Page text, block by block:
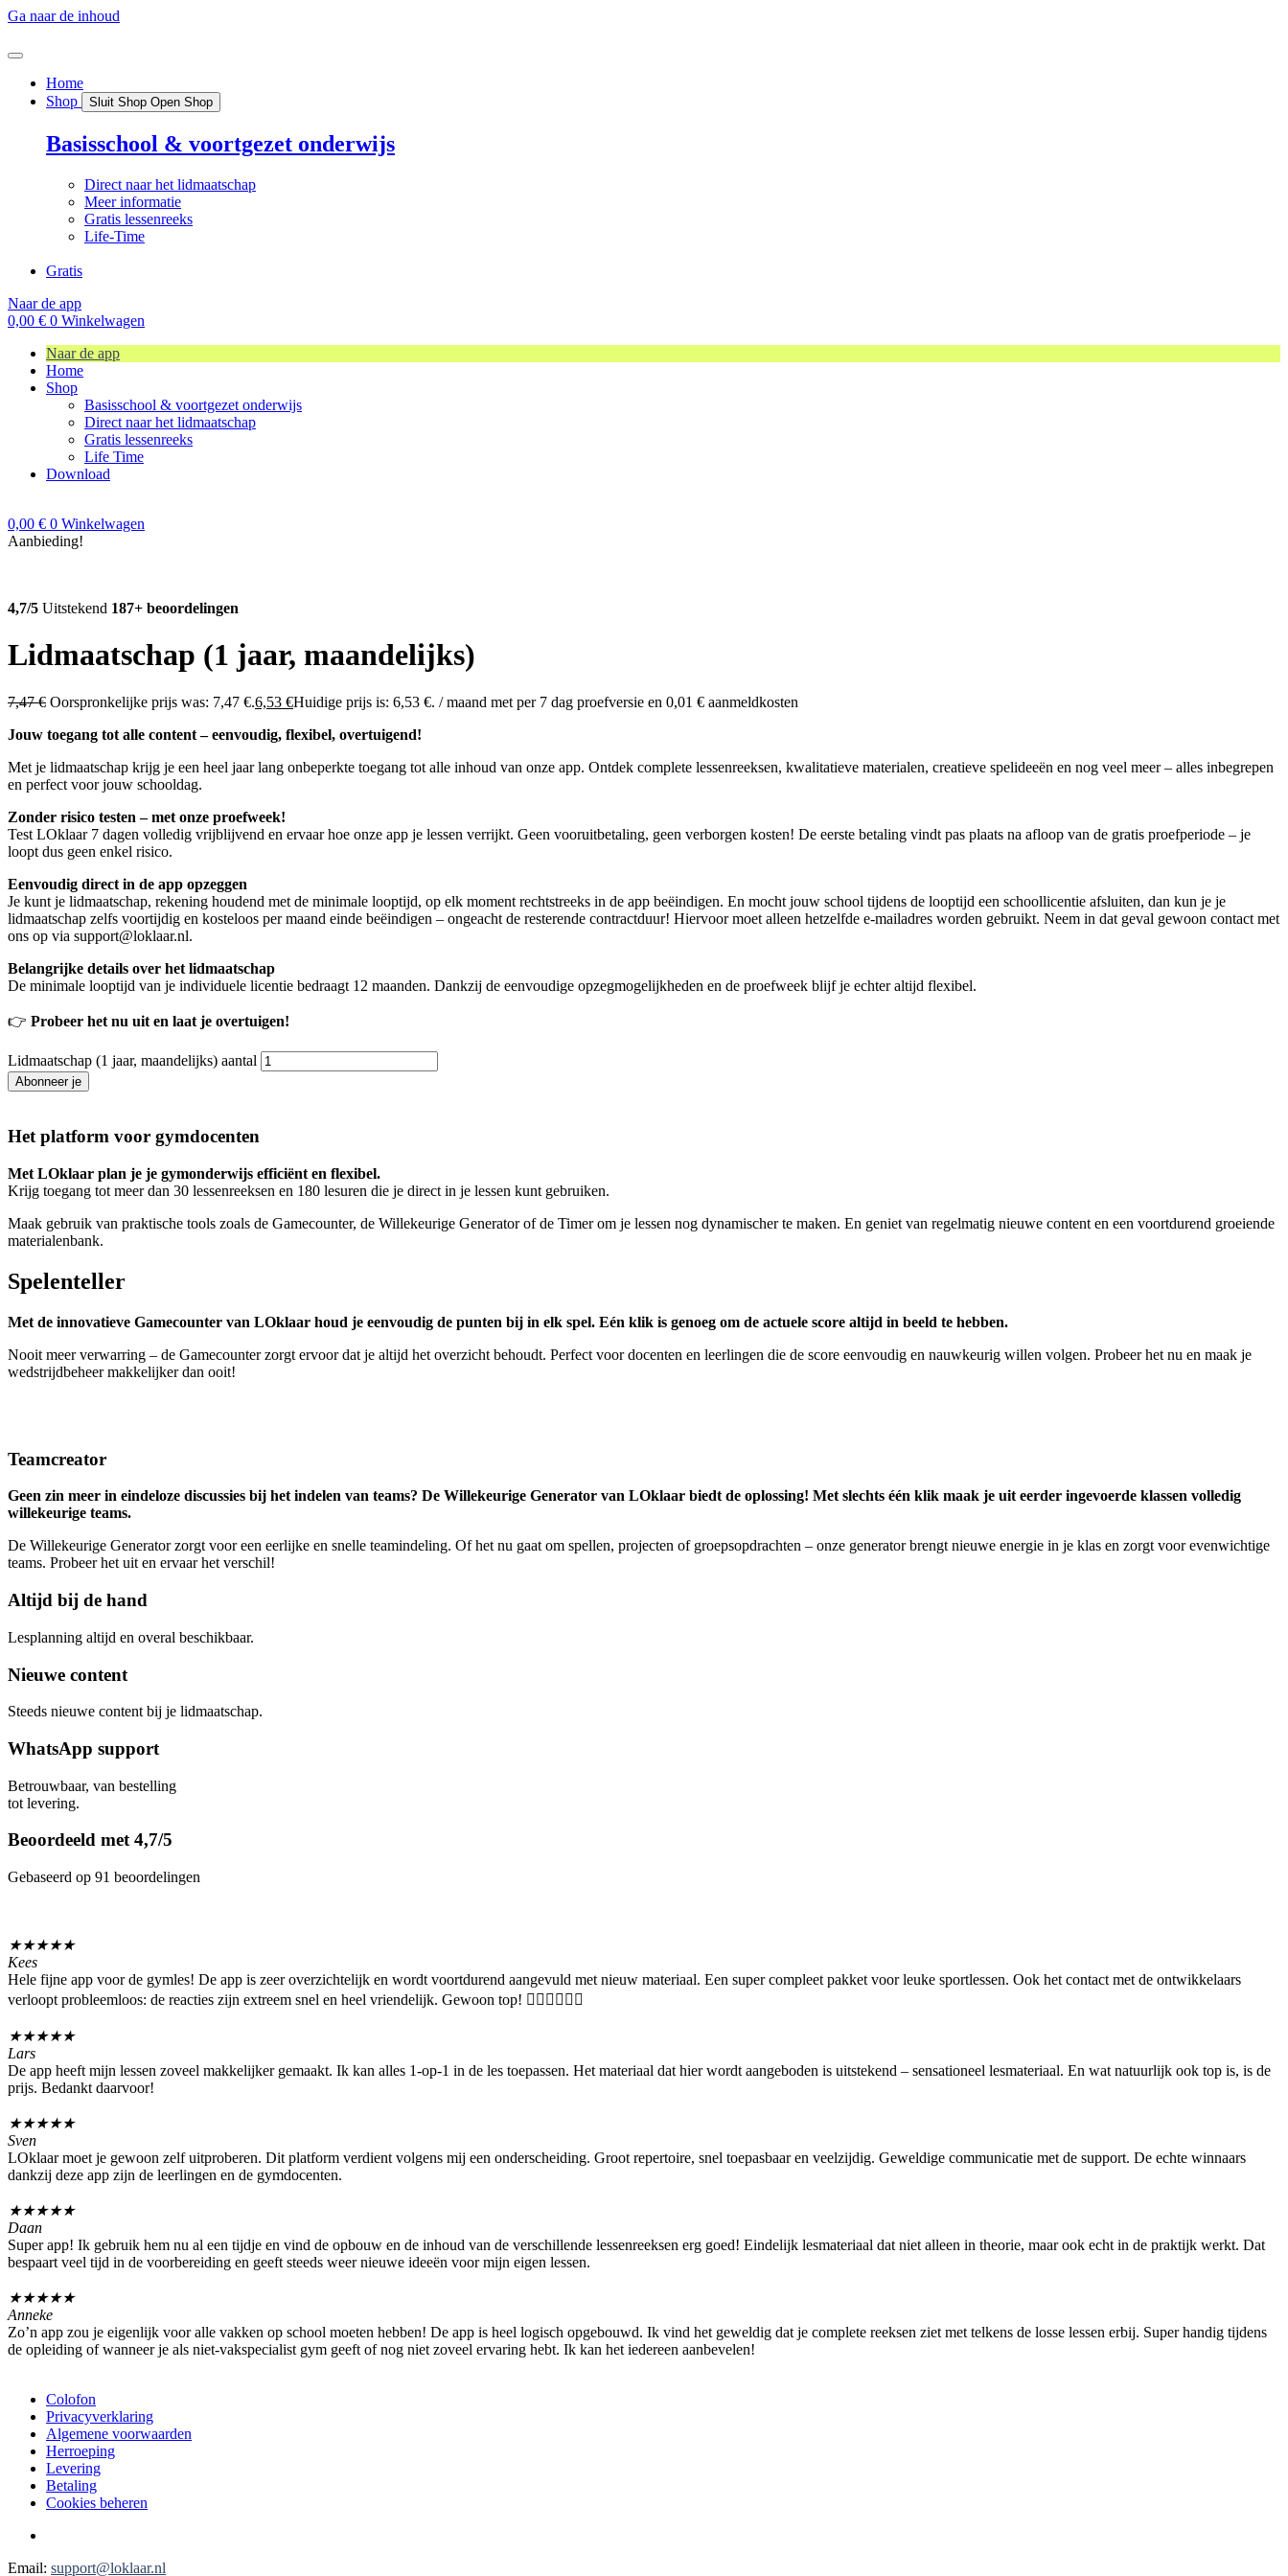
Ga naar de inhoud
Home
Shop
Sluit Shop Open Shop
Basisschool & voortgezet onderwijs
Direct naar het lidmaatschap
Meer informatie
Gratis lessenreeks
Life-Time
Gratis
Naar de app
0,00 € 0 Winkelwagen
Naar de app
Home
Shop
Basisschool & voortgezet onderwijs
Direct naar het lidmaatschap
Gratis lessenreeks
Life Time
Download
0,00 € 0 Winkelwagen
Aanbieding!
4,7/5 Uitstekend 187+ beoordelingen
Lidmaatschap (1 jaar, maandelijks)
7,47€ Oorspronkelijke prijs was: 7,47 €.6,53 €Huidige prijs is: 6,53 €. / maand met per 7 dag proefversie en 0,01 € aanmeldkosten
Jouw toegang tot alle content – eenvoudig, flexibel, overtuigend!
Met je lidmaatschap krijg je een heel jaar lang onbeperkte toegang tot alle inhoud van onze app. Ontdek complete lessenreeksen, kwalitatieve materialen, creatieve spelideeën en nog veel meer – alles inbegrepen
en perfect voor jouw schooldag.
Zonder risico testen – met onze proefweek!
Test LOklaar 7 dagen volledig vrijblijvend en ervaar hoe onze app je lessen verrijkt. Geen vooruitbetaling, geen verborgen kosten! De eerste betaling vindt pas plaats na afloop van de gratis proefperiode – je
loopt dus geen enkel risico.
Eenvoudig direct in de app opzeggen
Je kunt je lidmaatschap, rekening houdend met de minimale looptijd, op elk moment rechtstreeks in de app beëindigen. En mocht jouw school tijdens de looptijd een schoollicentie afsluiten, dan kun je je
lidmaatschap zelfs voortijdig en kosteloos per maand einde beëindigen – ongeacht de resterende contractduur! Hiervoor moet alleen hetzelfde e-mailadres worden gebruikt. Neem in dat geval gewoon contact met
ons op via support@loklaar.nl.
Belangrijke details over het lidmaatschap
De minimale looptijd van je individuele licentie bedraagt 12 maanden. Dankzij de eenvoudige opzegmogelijkheden en de proefweek blijf je echter altijd flexibel.
👉 Probeer het nu uit en laat je overtuigen!
Lidmaatschap (1 jaar, maandelijks) aantal
Abonneer je
Het platform voor gymdocenten
Met LOklaar plan je je gymonderwijs efficiënt en flexibel.
Krijg toegang tot meer dan 30 lessenreeksen en 180 lesuren die je direct in je lessen kunt gebruiken.
Maak gebruik van praktische tools zoals de Gamecounter, de Willekeurige Generator of de Timer om je lessen nog dynamischer te maken. En geniet van regelmatig nieuwe content en een voortdurend groeiende
materialenbank.
Spelenteller
Met de innovatieve Gamecounter van LOklaar houd je eenvoudig de punten bij in elk spel. Eén klik is genoeg om de actuele score altijd in beeld te hebben.
Nooit meer verwarring – de Gamecounter zorgt ervoor dat je altijd het overzicht behoudt. Perfect voor docenten en leerlingen die de score eenvoudig en nauwkeurig willen volgen. Probeer het nu en maak je
wedstrijdbeheer makkelijker dan ooit!
Teamcreator
Geen zin meer in eindeloze discussies bij het indelen van teams? De Willekeurige Generator van LOklaar biedt de oplossing! Met slechts één klik maak je uit eerder ingevoerde klassen volledig
willekeurige teams.
De Willekeurige Generator zorgt voor een eerlijke en snelle teamindeling. Of het nu gaat om spellen, projecten of groepsopdrachten – onze generator brengt nieuwe energie in je klas en zorgt voor evenwichtige
teams. Probeer het uit en ervaar het verschil!
Altijd bij de hand
Lesplanning altijd en overal beschikbaar.
Nieuwe content
Steeds nieuwe content bij je lidmaatschap.
WhatsApp support
Betrouwbaar, van bestelling
tot levering.
Beoordeeld met 4,7/5
Gebaseerd op 91 beoordelingen
★★★★★
Kees
Hele fijne app voor de gymles! De app is zeer overzichtelijk en wordt voortdurend aangevuld met nieuw materiaal. Een super compleet pakket voor leuke sportlessen. Ook het contact met de ontwikkelaars
verloopt probleemloos: de reacties zijn extreem snel en heel vriendelijk. Gewoon top! 👍🏻👍🏻👍🏻
★★★★★
Lars
De app heeft mijn lessen zoveel makkelijker gemaakt. Ik kan alles 1-op-1 in de les toepassen. Het materiaal dat hier wordt aangeboden is uitstekend – sensationeel lesmateriaal. En wat natuurlijk ook top is, is de
prijs. Bedankt daarvoor!
★★★★★
Sven
LOklaar moet je gewoon zelf uitproberen. Dit platform verdient volgens mij een onderscheiding. Groot repertoire, snel toepasbaar en veelzijdig. Geweldige communicatie met de support. De echte winnaars
dankzij deze app zijn de leerlingen en de gymdocenten.
★★★★★
Daan
Super app! Ik gebruik hem nu al een tijdje en vind de opbouw en de inhoud van de verschillende lessenreeksen erg goed! Eindelijk lesmateriaal dat niet alleen in theorie, maar ook echt in de praktijk werkt. Dat
bespaart veel tijd in de voorbereiding en geeft steeds weer nieuwe ideeën voor mijn eigen lessen.
★★★★★
Anneke
Zo’n app zou je eigenlijk voor alle vakken op school moeten hebben! De app is heel logisch opgebouwd. Ik vind het geweldig dat je complete reeksen ziet met telkens de losse lessen erbij. Super handig tijdens
de opleiding of wanneer je als niet-vakspecialist gym geeft of nog niet zoveel ervaring hebt. Ik kan het iedereen aanbevelen!
Colofon
Privacyverklaring
Algemene voorwaarden
Herroeping
Levering
Betaling
Cookies beheren
Email: support@loklaar.nl